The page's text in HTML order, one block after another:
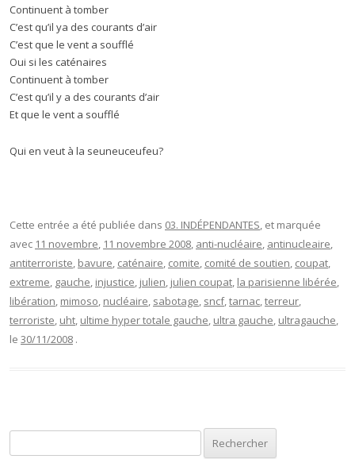
Continuent à tomber
C’est qu’il ya des courants d’air
C’est que le vent a soufflé
Oui si les caténaires
Continuent à tomber
C’est qu’il y a des courants d’air
Et que le vent a soufflé
Qui en veut à la seuneuceufeu?
Cette entrée a été publiée dans 03. INDÉPENDANTES, et marquée
avec 11 novembre, 11 novembre 2008, anti-nucléaire, antinucleaire,
antiterroriste, bavure, caténaire, comite, comité de soutien, coupat,
extreme, gauche, injustice, julien, julien coupat, la parisienne libérée,
libération, mimoso, nucléaire, sabotage, sncf,tarnac,terreur,
terroriste, uht, ultime hyper totale gauche, ultra gauche, ultragauche,
le 30/11/2008 .